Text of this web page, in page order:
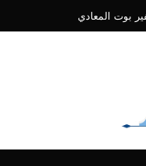
بوت المعادي